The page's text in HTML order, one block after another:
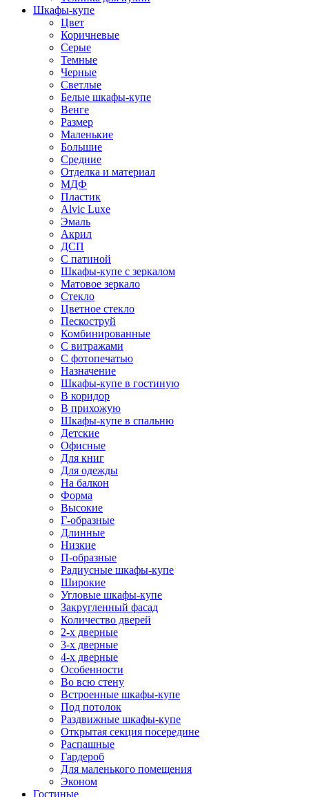
Шкафы-купе
Цвет
Коричневые
Серые
Темные
Черные
Светлые
Белые шкафы-купе
Венге
Размер
Маленькие
Большие
Средние
Отделка и материал
МДФ
Пластик
Alvic Luxe
Эмаль
Акрил
ДСП
С патиной
Шкафы-купе с зеркалом
Матовое зеркало
Стекло
Цветное стекло
Пескоструй
Комбинированные
С витражами
С фотопечатью
Назначение
Шкафы-купе в гостиную
В коридор
В прихожую
Шкафы-купе в спальню
Детские
Офисные
Для книг
Для одежды
На балкон
Форма
Высокие
Г-образные
Длинные
Низкие
П-образные
Радиусные шкафы-купе
Широкие
Угловые шкафы-купе
Закругленный фасад
Количество дверей
2-х дверные
3-х дверные
4-х дверные
Особенности
Во всю стену
Встроенные шкафы-купе
Под потолок
Раздвижные шкафы-купе
Открытая секция посередине
Распашные
Гардероб
Для маленького помещения
Эконом
Гостиные